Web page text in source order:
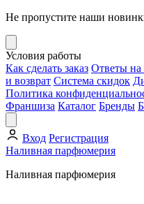
Не пропустите наши
Условия работы
Как сделать заказ Ответы на
и возврат Система скидок
Политика
Франшиза Каталог Бренды
Вход Регистрация
Наливная парфюмерия
Наливная парфюмерия